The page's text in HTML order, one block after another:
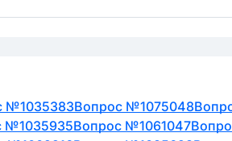
№1035383Вопрос №1075048
№1035935Вопрос №1061047